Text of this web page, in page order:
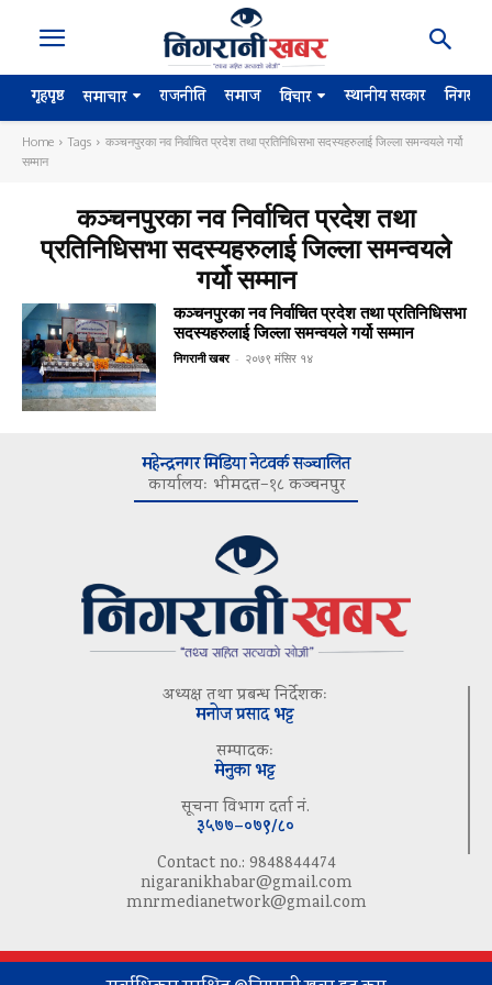
गृहपृष्ठ समाचार राजनीति समाज विचार स्थानीय सरकार
Home Tags
कञ्चनपुरका नव निर्वाचित प्रदेश तथा प्रतिनिधिसभा सदस्यहरुलाई जिल्ला समन्वयले गर्यो
सम्मान
कञ्चनपुरका नव निर्वाचित प्रदेश तथा
प्रतिनिधिसभा सदस्यहरुलाई जिल्ला समन्वयले
गर्यो सम्मान
कञ्चनपुरका नव निर्वाचित प्रदेश तथा प्रतिनिधिसभा
सदस्यहरुलाई जिल्ला समन्वयले गर्यो सम्मान
निगरानी खबर - २०७९ मंसिर १४
महेन्द्रनगर मिडिया नेटवर्क सञ्चालित
कार्यालयः भीमदत्त–१८ कञ्चनपुर
अध्यक्ष तथा प्रबन्ध निर्देशकः
मनोज प्रसाद भट्ट
सम्पादकः
मेनुका भट्ट
सूचना विभाग दर्ता नं.
३५७७–०७९/८०
Contact no.: 9848844474
nigaranikhabar@gmail.com
mnrmedianetwork@gmail.com